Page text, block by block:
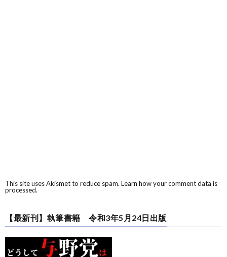
This site uses Akismet to reduce spam. Learn how your comment data is
processed.
【最新刊】執筆書籍 令和3年5月24日出版